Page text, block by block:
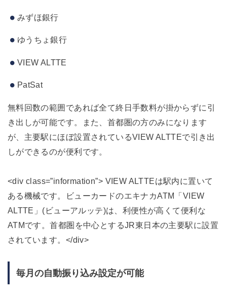
みずほ銀行
ゆうちょ銀行
VIEW ALTTE
PatSat
無料回数の範囲であれば全て終日手数料が掛からずに引
き出しが可能です。また、首都圏の方のみになります
が、主要駅にほぼ設置されているVIEW ALTTEで引き出
しができるのが便利です。
<div class=”information”> VIEW ALTTEは駅内に置いて
ある機械です。ビューカードのエキナカATM「VIEW
ALTTE」(ビューアルッテ)は、利便性が高くて便利な
ATMです。首都圏を中心とするJR東日本の主要駅に設置
されています。</div>
毎月の自動振り込み設定が可能